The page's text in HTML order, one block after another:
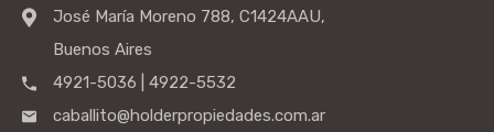
José María Moreno 788, C1424AAU,
Buenos Aires
4921-5036 | 4922-5532
caballito@holderpropiedades.com.ar